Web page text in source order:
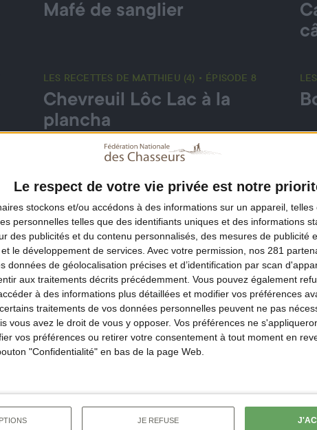
Le respect de votre vie privée est notre
stockons et/ou accédons à des informations sur un appareil, telles
personnelles telles que des identifiants uniques et des informations
des publicités et du contenu personnalisés, des mesures de publicité
le développement de services. Avec votre permission, nos 281
données de géolocalisation précises et d’identification par scan
aux traitements décrits précédemment. Vous pouvez également
à des informations plus détaillées et modifier vos préférences
traitements de vos données personnelles peuvent ne pas
vous avez le droit de vous y opposer. Vos préférences ne
vos préférences ou retirer votre consentement à tout moment en
"Confidentialité" en bas de la page Web.
JE REFUSE
Mafé de sanglier
LES RECETTES DE MATTHIEU (4) • ÉPISODE 8
Chevreuil Lôc Lac à la
plancha